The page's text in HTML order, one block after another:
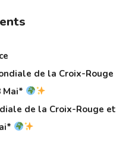
de la Croix-Rouge
Mai*
de la Croix-Rouge et